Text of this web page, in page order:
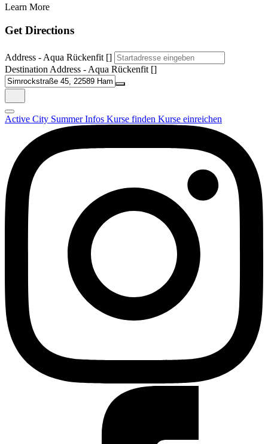
Learn More
Get Directions
Address - Aqua Rückenfit []
Destination Address - Aqua Rückenfit []
Active City SummerInfos Kurse finden Kurse einreichen